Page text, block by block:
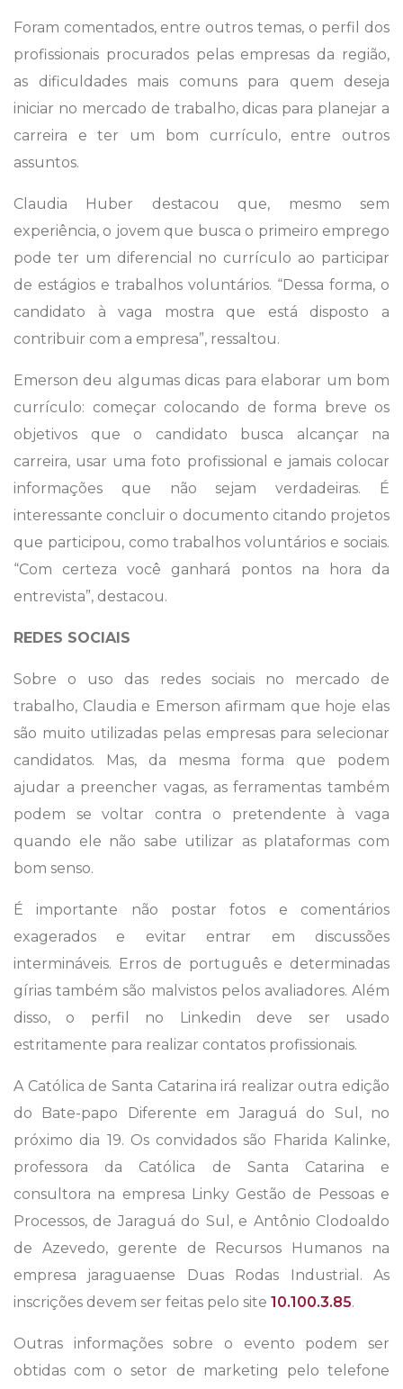
Foram comentados, entre outros temas, o perfil dos
profissionais procurados pelas empresas da região,
as dificuldades mais comuns para quem deseja
iniciar no mercado de trabalho, dicas para planejar a
carreira e ter um bom currículo, entre outros
assuntos.
Claudia Huber destacou que, mesmo sem
experiência, o jovem que busca o primeiro emprego
pode ter um diferencial no currículo ao participar
de estágios e trabalhos voluntários. “Dessa forma, o
candidato à vaga mostra que está disposto a
contribuir com a empresa”, ressaltou.
Emerson deu algumas dicas para elaborar um bom
currículo: começar colocando de forma breve os
objetivos que o candidato busca alcançar na
carreira, usar uma foto profissional e jamais colocar
informações que não sejam verdadeiras. É
interessante concluir o documento citando projetos
que participou, como trabalhos voluntários e sociais.
“Com certeza você ganhará pontos na hora da
entrevista”, destacou.
REDES SOCIAIS
Sobre o uso das redes sociais no mercado de
trabalho, Claudia e Emerson afirmam que hoje elas
são muito utilizadas pelas empresas para selecionar
candidatos. Mas, da mesma forma que podem
ajudar a preencher vagas, as ferramentas também
podem se voltar contra o pretendente à vaga
quando ele não sabe utilizar as plataformas com
bom senso.
É importante não postar fotos e comentários
exagerados e evitar entrar em discussões
intermináveis. Erros de português e determinadas
gírias também são malvistos pelos avaliadores. Além
disso, o perfil no Linkedin deve ser usado
estritamente para realizar contatos profissionais.
A Católica de Santa Catarina irá realizar outra edição
do Bate-papo Diferente em Jaraguá do Sul, no
próximo dia 19. Os convidados são Fharida Kalinke,
professora da Católica de Santa Catarina e
consultora na empresa Linky Gestão de Pessoas e
Processos, de Jaraguá do Sul, e Antônio Clodoaldo
de Azevedo, gerente de Recursos Humanos na
empresa jaraguaense Duas Rodas Industrial. As
inscrições devem ser feitas pelo site 10.100.3.85.
Outras informações sobre o evento podem ser
obtidas com o setor de marketing pelo telefone